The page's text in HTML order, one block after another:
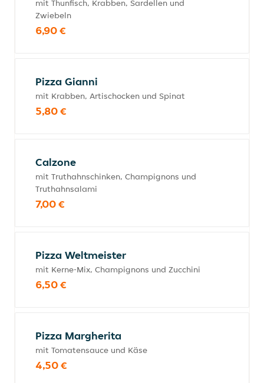
mit Thunfisch, Krabben, Sardellen und
Zwiebeln
6,90 €
Pizza Gianni
mit Krabben, Artischocken und Spinat
5,80 €
Calzone
mit Truthahnschinken, Champignons und
Truthahnsalami
7,00 €
Pizza Weltmeister
mit Kerne-Mix, Champignons und Zucchini
6,50 €
Pizza Margherita
mit Tomatensauce und Käse
4,50 €